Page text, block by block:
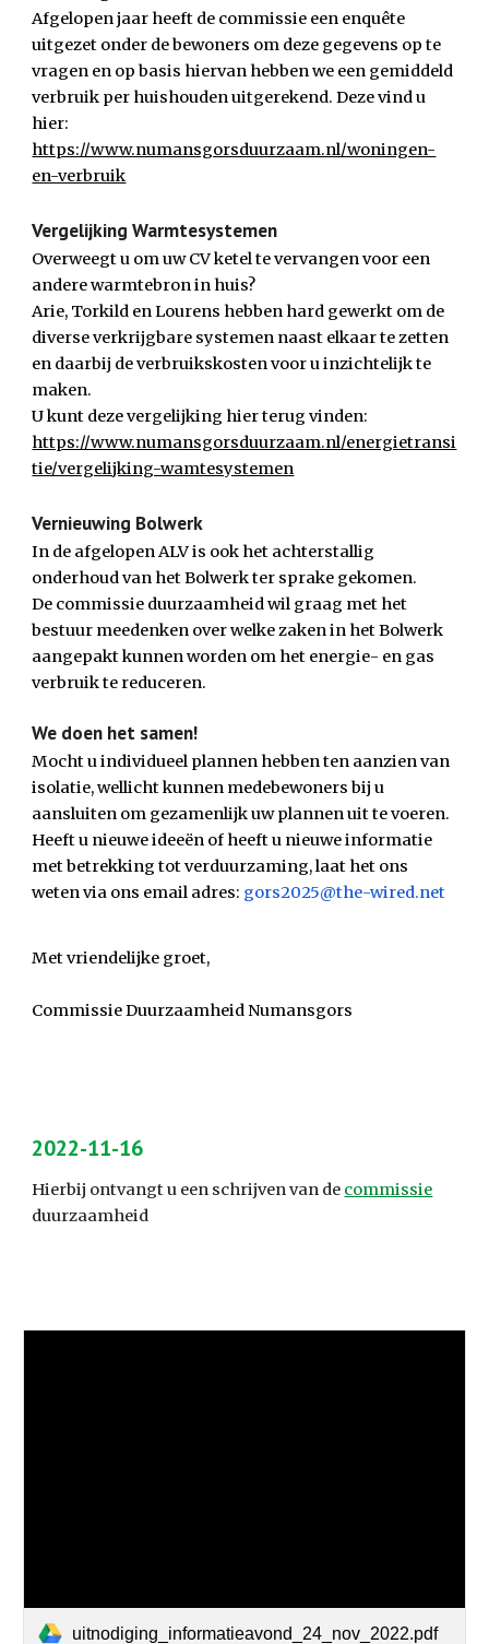
Afgelopen jaar heeft de commissie een enquête
uitgezet onder de bewoners om deze gegevens op te
vragen en op basis hiervan hebben we een gemiddeld
verbruik per huishouden uitgerekend. Deze vind u
hier:
https://www.numansgorsduurzaam.nl/woningen-
en-verbruik
Vergelijking Warmtesystemen
Overweegt u om uw CV ketel te vervangen voor een
andere warmtebron in huis?
Arie, Torkild en Lourens hebben hard gewerkt om de
diverse verkrijgbare systemen naast elkaar te zetten
en daarbij de verbruikskosten voor u inzichtelijk te
maken.
U kunt deze vergelijking hier terug vinden:
https://www.numansgorsduurzaam.nl/energietransi
tie/vergelijking-wamtesystemen
Vernieuwing Bolwerk
In de afgelopen ALV is ook het achterstallig
onderhoud van het Bolwerk ter sprake gekomen.
De commissie duurzaamheid wil graag met het
bestuur meedenken over welke zaken in het Bolwerk
aangepakt kunnen worden om het energie- en gas
verbruik te reduceren.
We doen het samen!
Mocht u individueel plannen hebben ten aanzien van
isolatie, wellicht kunnen medebewoners bij u
aansluiten om gezamenlijk uw plannen uit te voeren.
Heeft u nieuwe ideeën of heeft u nieuwe informatie
met betrekking tot verduurzaming, laat het ons
weten via ons email adres: gors2025@the-wired.net
Met vriendelijke groet,
Commissie Duurzaamheid Numansgors
2022-11-16
Hierbij ontvangt u een schrijven van de commissie
duurzaamheid
uitnodiging_informatieavond_24_nov_2022.pdf